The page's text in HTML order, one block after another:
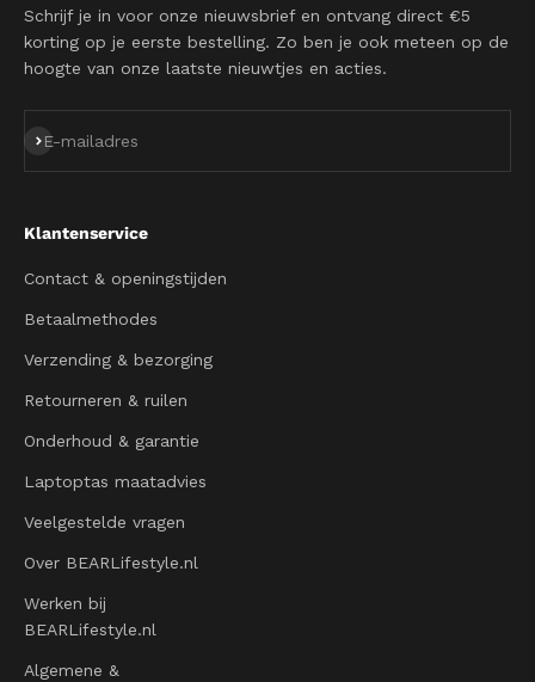
Schrijf je in voor onze nieuwsbrief en ontvang direct €5
korting op je eerste bestelling. Zo ben je ook meteen op de
hoogte van onze laatste nieuwtjes en acties.
E-mailadres
Abonneren
Klantenservice
Contact & openingstijden
Betaalmethodes
Verzending & bezorging
Retourneren & ruilen
Onderhoud & garantie
Laptoptas maatadvies
Veelgestelde vragen
Over BEARLifestyle.nl
Werken bij
BEARLifestyle.nl
Algemene &